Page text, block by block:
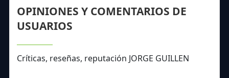
OPINIONES Y COMENTARIOS DE
USUARIOS
Críticas, reseñas, reputación JORGE GUILLEN